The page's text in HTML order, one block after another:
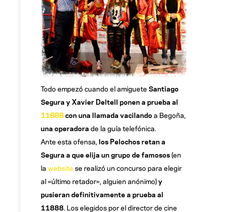
Todo empezó cuando el amiguete Santiago
Segura y Xavier Deltell ponen a prueba al
11888con una llamada vacilandoa Begoña,
una operadora de la guía telefónica.
Ante esta ofensa, los Pelochos retan a
Segura a que elija un grupo de famosos(en
la website se realizó un concurso para elegir
al «último retador», alguien anónimo)y
pusieran definitivamente a prueba al
11888. Los elegidos por el director de cine